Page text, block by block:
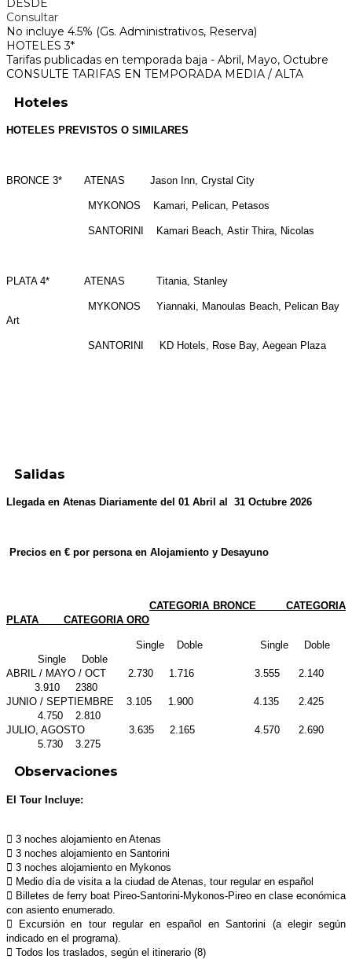
DESDE
Consultar
No incluye 4.5% (Gs. Administrativos, Reserva)
HOTELES 3*
Tarifas publicadas en temporada baja - Abril, Mayo, Octubre
CONSULTE TARIFAS EN TEMPORADA MEDIA / ALTA
Hoteles
HOTELES PREVISTOS O SIMILARES
BRONCE 3* ATENAS Jason Inn, Crystal City
MYKONOS Kamari, Pelican, Petasos
SANTORINI Kamari Beach, Astir Thira, Nicolas
PLATA 4* ATENAS Titania, Stanley
MYKONOS Yiannaki, Manoulas Beach, Pelican Bay
Art
SANTORINI KD Hotels, Rose Bay, Aegean Plaza
Salidas
Llegada en Atenas Diariamente del 01 Abril al 31 Octubre 2026
Precios en € por persona en Alojamiento y Desayuno
CATEGORIA BRONCE CATEGORIA
PLATA CATEGORIA ORO
Single Doble Single Doble
Single Doble
ABRIL / MAYO / OCT 2.730 1.716 3.555 2.140
3.910 2380
JUNIO / SEPTIEMBRE 3.105 1.900 4.135 2.425
4.750 2.810
JULIO, AGOSTO 3.635 2.165 4.570 2.690
5.730 3.275
Observaciones
El Tour Incluye:
 3 noches alojamiento en Atenas
 3 noches alojamiento en Santorini
 3 noches alojamiento en Mykonos
 Medio día de visita a la ciudad de Atenas, tour regular en español
 Billetes de ferry boat Pireo-Santorini-Mykonos-Pireo en clase económica
con asiento enumerado.
 Excursión en tour regular en español en Santorini (a elegir según
indicado en el programa).
 Todos los traslados, según el itinerario (8)